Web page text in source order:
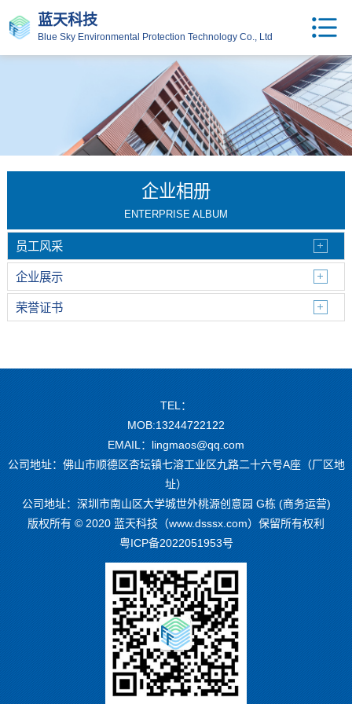
蓝天科技
Blue Sky Environmental Protection Technology Co., Ltd
企业相册
ENTERPRISE ALBUM
员工风采
企业展示
荣誉证书
TEL：
MOB:13244722122
EMAIL：lingmaos@qq.com
公司地址：佛山市顺德区杏坛镇七溶工业区九路二十六号A座（厂区地
址）
公司地址：深圳市南山区大学城世外桃源创意园 G栋 (商务运营)
版权所有 © 2020 蓝天科技（www.dsssx.com）保留所有权利
粤ICP备2022051953号